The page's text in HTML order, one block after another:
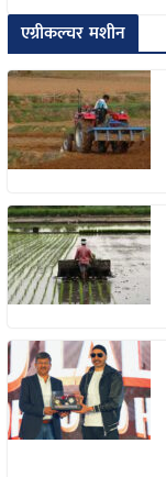
एग्रीकल्चर मशीन